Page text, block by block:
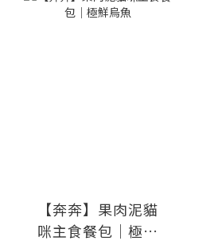
【奔奔】果肉泥貓
咪主食餐包｜極鮮